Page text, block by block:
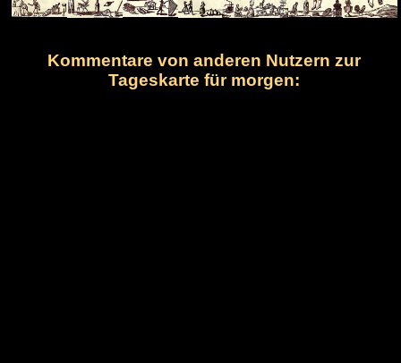
Kommentare von anderen Nutzern zur
Tageskarte für morgen: